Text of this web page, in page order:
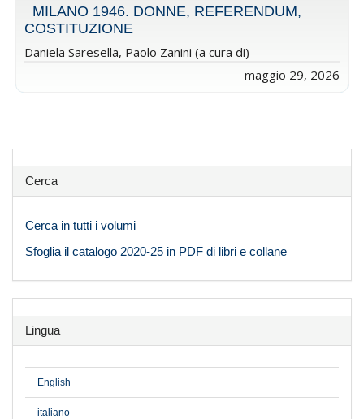
MILANO 1946. DONNE, REFERENDUM,
COSTITUZIONE
Daniela Saresella, Paolo Zanini (a cura di)
maggio 29, 2026
Cerca
Cerca in tutti i volumi
Sfoglia il catalogo 2020-25 in PDF di libri e collane
Lingua
English
italiano